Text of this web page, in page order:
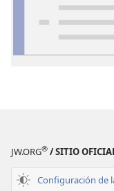
JW.ORG® / SITIO
Configuración de